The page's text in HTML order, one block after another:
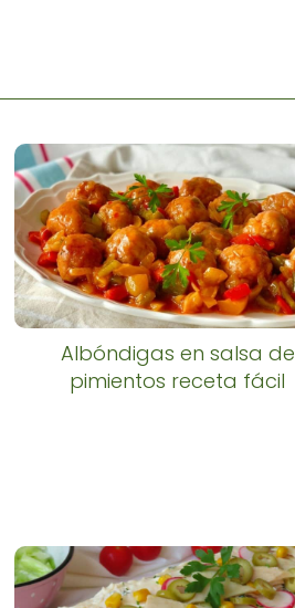
Albóndigas en salsa de
pimientos receta fácil